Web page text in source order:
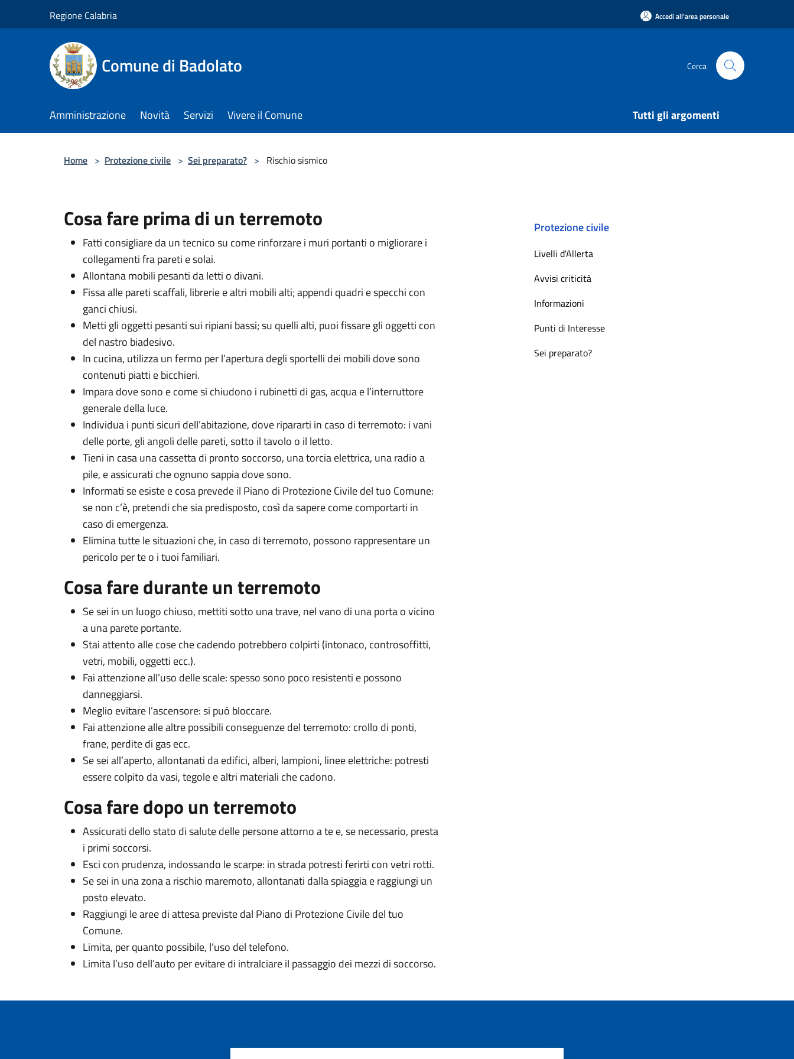
Regione Calabria Accedi all'area personale
Comune di Badolato Cerca
Amministrazione Novità Servizi Vivere il Comune Tutti gli argomenti
Home > Protezione civile > Sei preparato? > Rischio sismico
Cosa fare prima di un terremoto
Fatti consigliare da un tecnico su come rinforzare i muri portanti o migliorare i
collegamenti fra pareti e solai.
Allontana mobili pesanti da letti o divani.
Fissa alle pareti scaffali, librerie e altri mobili alti; appendi quadri e specchi con
ganci chiusi.
Metti gli oggetti pesanti sui ripiani bassi; su quelli alti, puoi fissare gli oggetti con
del nastro biadesivo.
In cucina, utilizza un fermo per l’apertura degli sportelli dei mobili dove sono
contenuti piatti e bicchieri.
Impara dove sono e come si chiudono i rubinetti di gas, acqua e l’interruttore
generale della luce.
Individua i punti sicuri dell’abitazione, dove ripararti in caso di terremoto: i vani
delle porte, gli angoli delle pareti, sotto il tavolo o il letto.
Tieni in casa una cassetta di pronto soccorso, una torcia elettrica, una radio a
pile, e assicurati che ognuno sappia dove sono.
Informati se esiste e cosa prevede il Piano di Protezione Civile del tuo Comune:
se non c’è, pretendi che sia predisposto, così da sapere come comportarti in
caso di emergenza.
Elimina tutte le situazioni che, in caso di terremoto, possono rappresentare un
pericolo per te o i tuoi familiari.
Cosa fare durante un terremoto
Se sei in un luogo chiuso, mettiti sotto una trave, nel vano di una porta o vicino
a una parete portante.
Stai attento alle cose che cadendo potrebbero colpirti (intonaco, controsoffitti,
vetri, mobili, oggetti ecc.).
Fai attenzione all’uso delle scale: spesso sono poco resistenti e possono
danneggiarsi.
Meglio evitare l’ascensore: si può bloccare.
Fai attenzione alle altre possibili conseguenze del terremoto: crollo di ponti,
frane, perdite di gas ecc.
Se sei all’aperto, allontanati da edifici, alberi, lampioni, linee elettriche: potresti
essere colpito da vasi, tegole e altri materiali che cadono.
Cosa fare dopo un terremoto
Assicurati dello stato di salute delle persone attorno a te e, se necessario, presta
i primi soccorsi.
Esci con prudenza, indossando le scarpe: in strada potresti ferirti con vetri rotti.
Se sei in una zona a rischio maremoto, allontanati dalla spiaggia e raggiungi un
posto elevato.
Raggiungi le aree di attesa previste dal Piano di Protezione Civile del tuo
Comune.
Limita, per quanto possibile, l’uso del telefono.
Limita l’uso dell’auto per evitare di intralciare il passaggio dei mezzi di soccorso.
Protezione civile
Livelli d'Allerta
Avvisi criticità
Informazioni
Punti di Interesse
Sei preparato?